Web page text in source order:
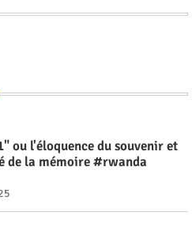
ou l'éloquence du souvenir et
de la mémoire #rwanda